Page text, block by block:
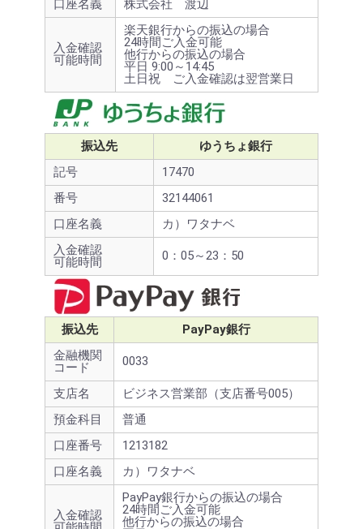
口座名義 株式会社 渡辺
入金確認
可能時間
楽天銀行からの振込の場合
24時間ご入金可能
他行からの振込の場合
平日 9:00～14:45
土日祝 ご入金確認は翌営業日
振込先
ゆうちょ銀行
記号
17470
番号
32144061
口座名義
カ）ワタナベ
入金確認
可能時間
0：05～23：50
振込先
PayPay銀行
金融機関
コード
0033
支店名
ビジネス営業部（支店番号005）
預金科目
普通
口座番号
1213182
口座名義
カ）ワタナベ
入金確認
PayPay銀行からの振込の場合
24時間ご入金可能
他行からの振込の場合